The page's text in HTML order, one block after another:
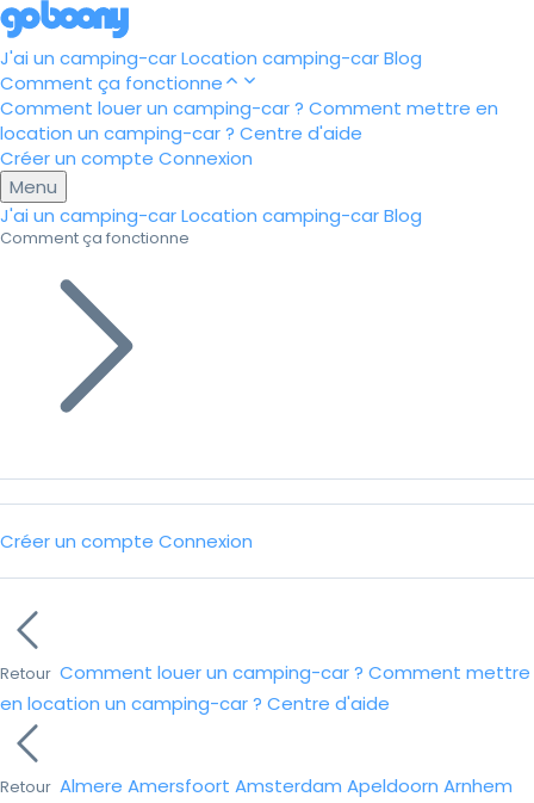
J'ai un camping-carLocation camping-carBlog
Comment ça fonctionne
Comment louer un camping-car ? Comment mettre en
location un camping-car ? Centre d'aide
Créer un compte Connexion
Menu
J'ai un camping-carLocation camping-carBlog
Comment ça fonctionne
Créer un compte Connexion
Retour Comment louer un camping-car ? Comment mettre
en location un camping-car ? Centre d'aide
Retour Almere Amersfoort Amsterdam Apeldoorn Arnhem